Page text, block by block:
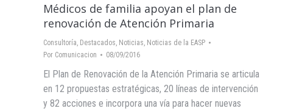
Médicos de familia apoyan el plan de
renovación de Atención Primaria
Consultoría, Destacados, Noticias, Noticias de la EASP
Por Comunicacion 08/09/2016
El Plan de Renovación de la Atención Primaria se articula
en 12 propuestas estratégicas, 20 líneas de intervención
y 82 acciones e incorpora una vía para hacer nuevas